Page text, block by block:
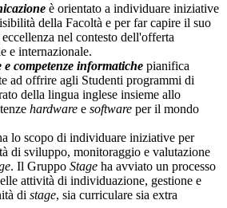
è orientato a individuare iniziative
della Facoltà e per far capire il suo
nel contesto dell'offerta
e internazionale.
e competenze informatiche pianifica
ad offrire agli Studenti programmi di
della lingua inglese insieme allo
hardware e software per il mondo
lo scopo di individuare iniziative per
di sviluppo, monitoraggio e valutazione
. Il Gruppo Stage ha avviato un processo
attività di individuazione, gestione e
di stage, sia curriculare sia extra